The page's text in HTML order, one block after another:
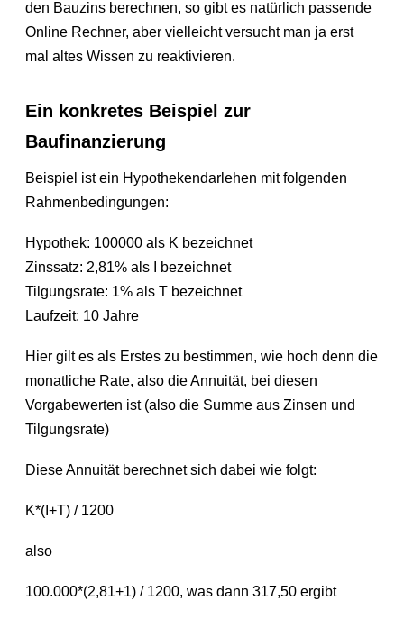
den Bauzins berechnen, so gibt es natürlich passende
Online Rechner, aber vielleicht versucht man ja erst
mal altes Wissen zu reaktivieren.
Ein konkretes Beispiel zur
Baufinanzierung
Beispiel ist ein Hypothekendarlehen mit folgenden
Rahmenbedingungen:
Hypothek: 100000 als K bezeichnet
Zinssatz: 2,81% als I bezeichnet
Tilgungsrate: 1% als T bezeichnet
Laufzeit: 10 Jahre
Hier gilt es als Erstes zu bestimmen, wie hoch denn die
monatliche Rate, also die Annuität, bei diesen
Vorgabewerten ist (also die Summe aus Zinsen und
Tilgungsrate)
Diese Annuität berechnet sich dabei wie folgt:
K*(I+T) / 1200
also
100.000*(2,81+1) / 1200, was dann 317,50 ergibt